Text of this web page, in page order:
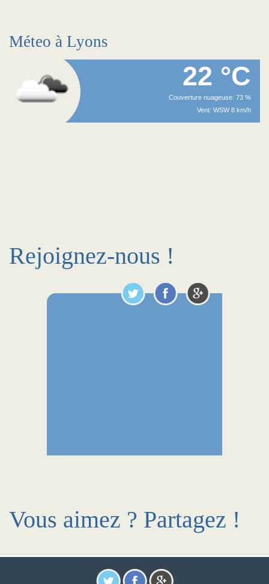
Méteo à Lyons
22 °C
Couverture nuageuse: 73 %
Vent: WSW 8 km/h
Rejoignez-nous !
Vous aimez ? Partagez !